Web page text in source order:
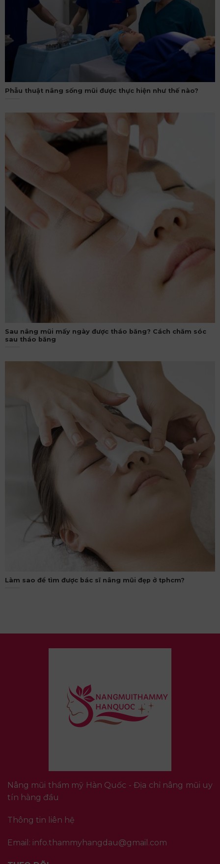
Phẫu thuật nâng sống mũi được thực hiện như thế nào?
Sau nâng mũi mấy ngày được tháo băng? Cách chăm sóc
sau tháo băng
Làm sao để tìm được bác sĩ nâng mũi đẹp ở tphcm?
Nâng mũi thẩm mỹ Hàn Quốc - Địa chỉ nâng mũi uy
tín hàng đầu
Thông tin liên hệ
Email: info.thammyhangdau@gmail.com